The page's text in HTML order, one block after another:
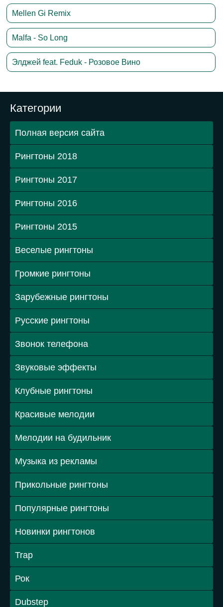
Mellen Gi Remix
Malfa - So Long
Элджей feat. Feduk - Розовое Вино
Категории
Полная версия сайта
Рингтоны 2018
Рингтоны 2017
Рингтоны 2016
Рингтоны 2015
Веселые рингтоны
Громкие рингтоны
Зарубежные рингтоны
Русские рингтоны
Звонок телефона
Звуковые эффекты
Клубные рингтоны
Красивые мелодии
Мелодии на будильник
Музыка из рекламы
Прикольные рингтоны
Популярные рингтоны
Новинки рингтонов
Trap
Рок
Dubstep